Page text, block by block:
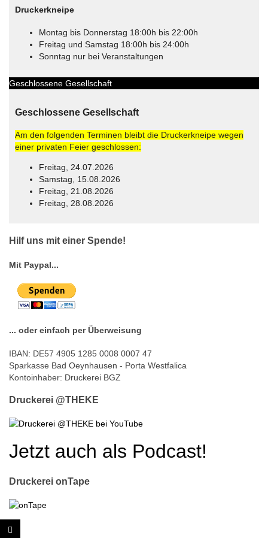
Druckerkneipe
Montag bis Donnerstag 18:00h bis 22:00h
Freitag und Samstag 18:00h bis 24:00h
Sonntag nur bei Veranstaltungen
Geschlossene Gesellschaft
Geschlossene Gesellschaft
Am den folgenden Terminen bleibt die Druckerkneipe wegen
einer privaten Feier geschlossen:
Freitag, 24.07.2026
Samstag, 15.08.2026
Freitag, 21.08.2026
Freitag, 28.08.2026
Hilf uns mit einer Spende!
Mit Paypal...
... oder einfach per Überweisung
IBAN: DE57 4905 1285 0008 0007 47
Sparkasse Bad Oeynhausen - Porta Westfalica
Kontoinhaber: Druckerei BGZ
Druckerei @THEKE
Jetzt auch als Podcast!
Druckerei onTape